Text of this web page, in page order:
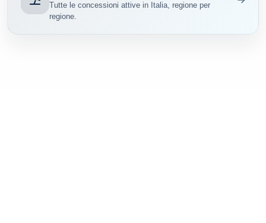
Tutte le concessioni attive in Italia, regione per
regione.